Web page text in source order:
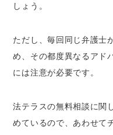
しょう。
ただし、毎回同じ弁護士
め、その都度異なるアド
には注意が必要です。
法テラスの無料相談に関
めているので、あわせて